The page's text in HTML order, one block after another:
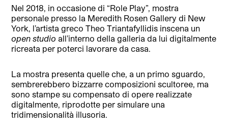
Nel 2018, in occasione di “Role Play”, mostra
personale presso la Meredith Rosen Gallery di New
York, l’artista greco Theo Triantafyllidis inscena un
open studio all’interno della galleria da lui digitalmente
ricreata per poterci lavorare da casa.
La mostra presenta quelle che, a un primo sguardo,
sembrerebbero bizzarre composizioni scultoree, ma
sono stampe su compensato di opere realizzate
digitalmente, riprodotte per simulare una
tridimensionalità illusoria.